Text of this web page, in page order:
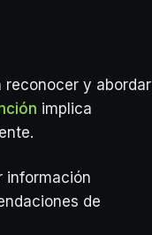
y abordar
implica
información
de